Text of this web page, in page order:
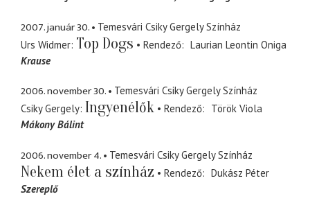
2007. január 30.
Temesvári Csiky Gergely Színház
Urs Widmer Top Dogs Rendező
Laurian Leontin Oniga
Krause
2006. november 30.
Temesvári Csiky Gergely Színház
Csiky Gergely Ingyenélők Rendező
Török Viola
Mákony Bálint
2006. november 4. Temesvári Csiky Gergely Színház
Nekem élet a színház Rendező
Dukász Péter
Szereplő